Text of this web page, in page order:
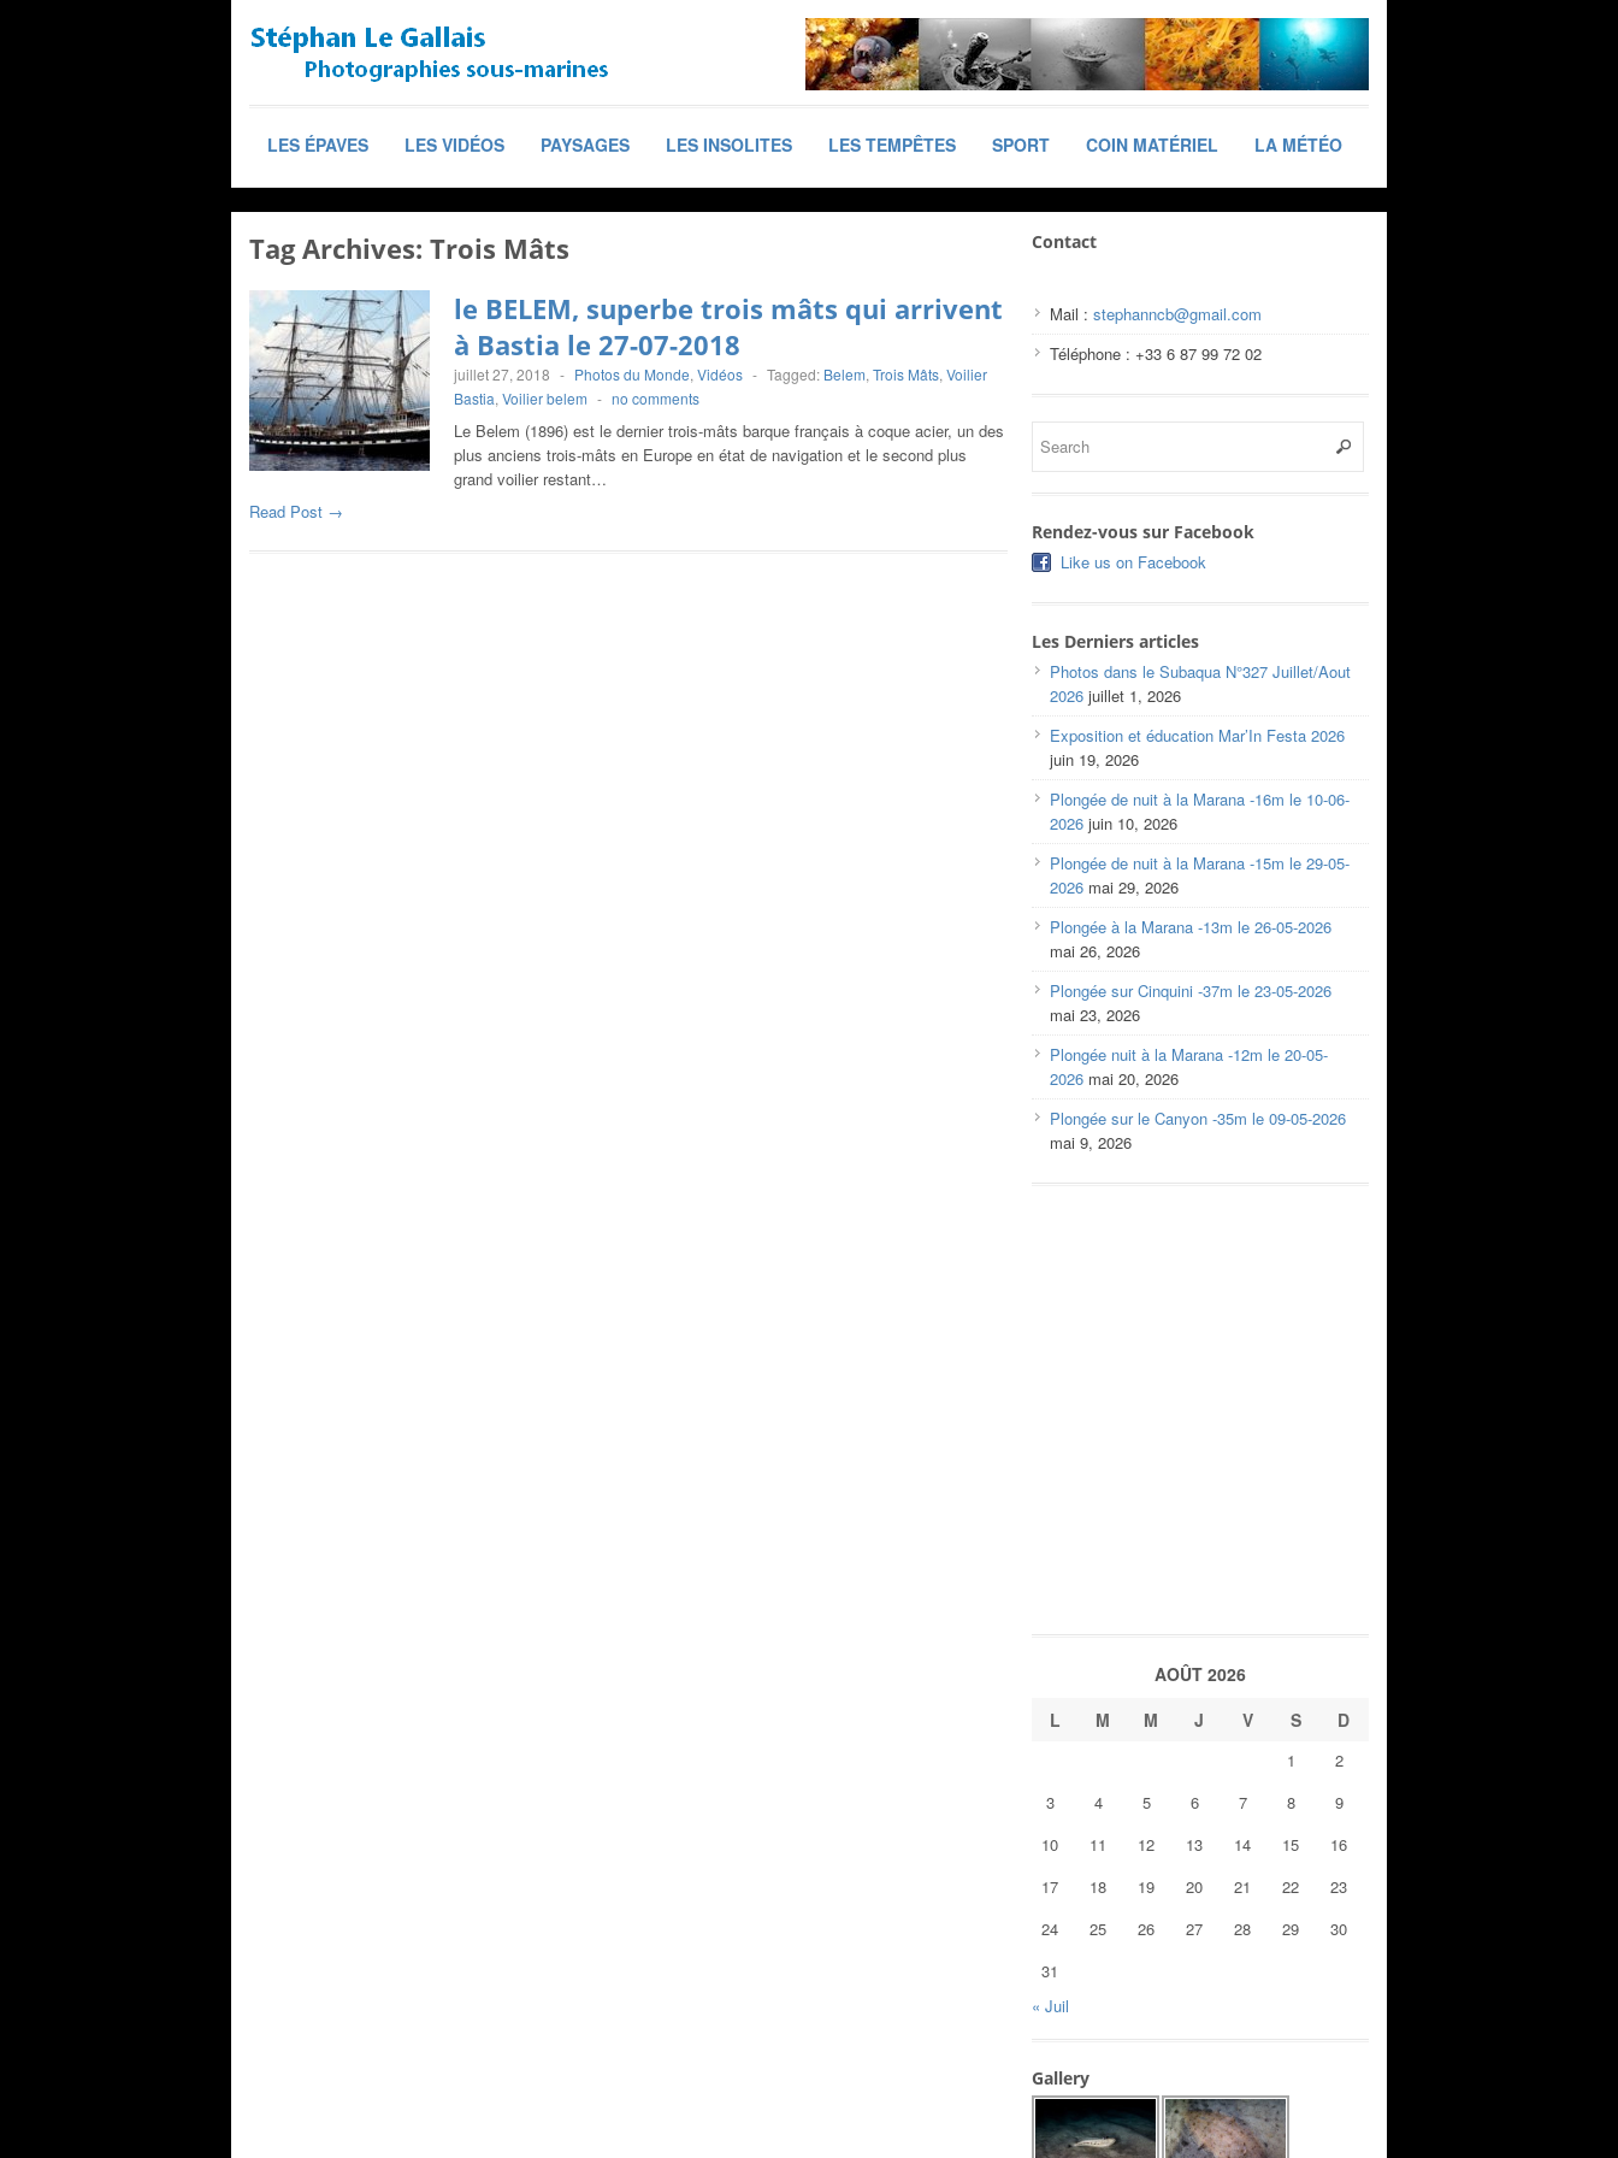
LES ÉPAVES LES VIDÉOS PAYSAGES LES INSOLITES LES TEMPÊTES SPORT COIN MATÉRIEL LA MÉTÉO
Tag Archives: Trois Mâts
le BELEM, superbe trois mâts qui arrivent
à Bastia le 27-07-2018
juillet 27, 2018 - Photos du Monde, Vidéos - Tagged: Belem, Trois Mâts, Voilier
Bastia, Voilier belem - no comments
Le Belem (1896) est le dernier trois-mâts barque français à coque acier, un des
plus anciens trois-mâts en Europe en état de navigation et le second plus
grand voilier restant…
Read Post →
Contact
Mail : stephanncb@gmail.com
Téléphone : +33 6 87 99 72 02
Rendez-vous sur Facebook
Like us on Facebook
Les Derniers articles
Photos dans le Subaqua N°327 Juillet/Aout
2026 juillet 1, 2026
Exposition et éducation Mar’In Festa 2026
juin 19, 2026
Plongée de nuit à la Marana -16m le 10-06-
2026 juin 10, 2026
Plongée de nuit à la Marana -15m le 29-05-
2026 mai 29, 2026
Plongée à la Marana -13m le 26-05-2026
mai 26, 2026
Plongée sur Cinquini -37m le 23-05-2026
mai 23, 2026
Plongée nuit à la Marana -12m le 20-05-
2026 mai 20, 2026
Plongée sur le Canyon -35m le 09-05-2026
mai 9, 2026
AOÛT 2026
L
M M J V S D
1
2
3
4 5 6 7 8
9
10
11 12 13 14 15
16
17
18 19 20 21 22
23
24
25 26 27 28 29
30
31
« Juil
Gallery